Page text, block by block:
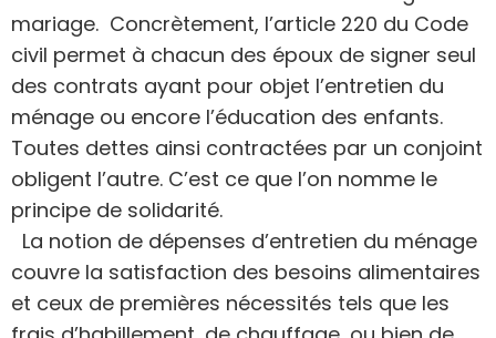
mariage. Concrètement, l’article 220 du Code
civil permet à chacun des époux de signer seul
des contrats ayant pour objet l’entretien du
ménage ou encore l’éducation des enfants.
Toutes dettes ainsi contractées par un conjoint
obligent l’autre. C’est ce que l’on nomme le
principe de solidarité.
La notion de dépenses d’entretien du ménage
couvre la satisfaction des besoins alimentaires
et ceux de premières nécessités tels que les